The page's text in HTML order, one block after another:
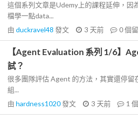
這個系列文章是Udemy上的課程延伸，因
檔學一點data...
由 duckravel48 發文 3 天前 0個
【Agent Evaluation 系列 1/6】
試？
很多團隊評估 Agent 的方法，其實還停
組...
由 hardness1020發文 3 天前 1